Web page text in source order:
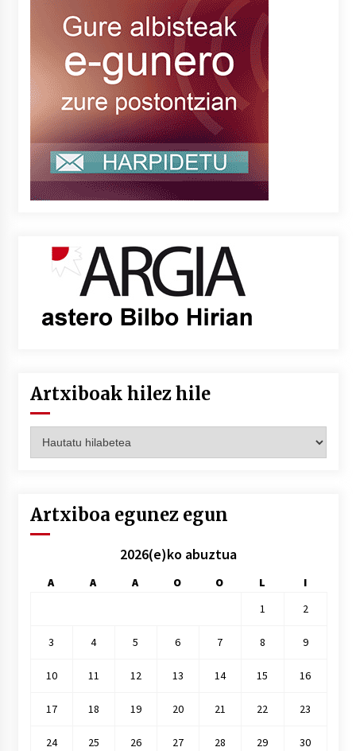
Artxiboak hilez hile
hilez
Artxiboa egunez egun
2026(e)ko abuztua
A A A O O L
I
1
2
3 4 5 6 7 8 9
10 11 12 13 14 15 16
17 18 19 20 21 22 23
24 25 26 27 28 29 30